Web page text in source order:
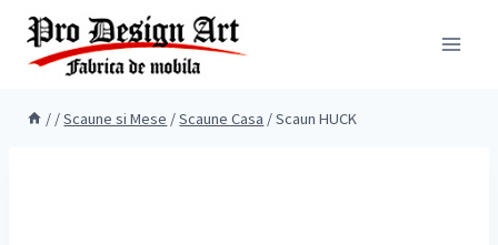
Skip
content
/ /Scaune si Mese /Scaune Casa /Scaun HUCK